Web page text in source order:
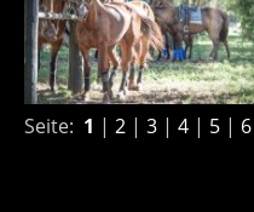
Seite: 1 | 2 | 3 | 4 | 5 | 6